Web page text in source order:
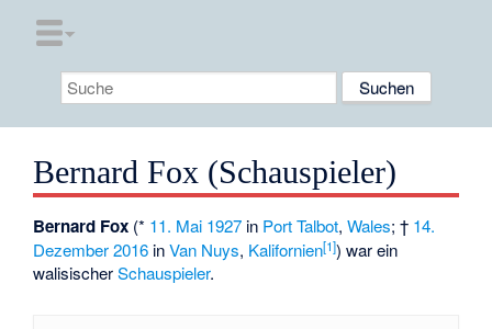
Bernard Fox (Schauspieler)
Bernard Fox (* 11. Mai 1927 in Port Talbot,Wales; † 14.
Dezember 2016 inVan Nuys, Kalifornien[1]) war ein
walisischerSchauspieler.